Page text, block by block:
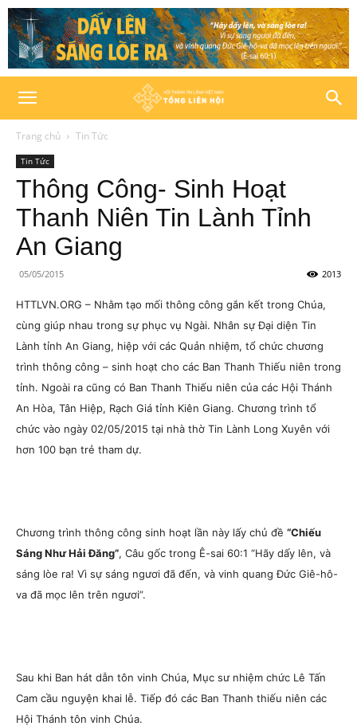
Trang chủ Tin Tức
Tin Tức
Thông Công- Sinh Hoạt
Thanh Niên Tin Lành Tỉnh
An Giang
05/05/2015 2013
HTTLVN.ORG – Nhằm tạo mối thông công gắn kết trong Chúa,
cùng giúp nhau trong sự phục vụ Ngài. Nhân sự Đại diện Tin
Lành tỉnh An Giang, hiệp với các Quản nhiệm, tổ chức chương
trình thông công – sinh hoạt cho các Ban Thanh Thiếu niên trong
tỉnh. Ngoài ra cũng có Ban Thanh Thiếu niên của các Hội Thánh
An Hòa, Tân Hiệp, Rạch Giá tỉnh Kiên Giang. Chương trình tổ
chức vào ngày 02/05/2015 tại nhà thờ Tin Lành Long Xuyên với
hơn 100 bạn trẻ tham dự.
Chương trình thông công sinh hoạt lần này lấy chủ đề “Chiếu
Sáng Như Hải Đăng”, Câu gốc trong Ê-sai 60:1 “Hãy dấy lên, và
sáng lòe ra! Vì sự sáng ngươi đã đến, và vinh quang Đức Giê-hô-
va đã mọc lên trên ngươi”.
Sau khi Ban hát dẫn tôn vinh Chúa, Mục sư nhiệm chức Lê Tấn
Cam cầu nguyện khai lễ. Tiếp đó các Ban Thanh thiếu niên các
Hội Thánh tôn vinh Chúa.